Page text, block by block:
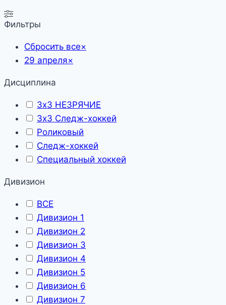
Фильтры
Сбросить все×
29 апреля×
Дисциплина
3х3 НЕЗРЯЧИЕ
3х3 Следж-хоккей
Роликовый
Следж-хоккей
Специальный хоккей
Дивизион
ВСЕ
Дивизион 1
Дивизион 2
Дивизион 3
Дивизион 4
Дивизион 5
Дивизион 6
Дивизион 7